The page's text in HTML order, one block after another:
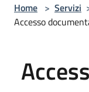
Home > Servizi
Accesso